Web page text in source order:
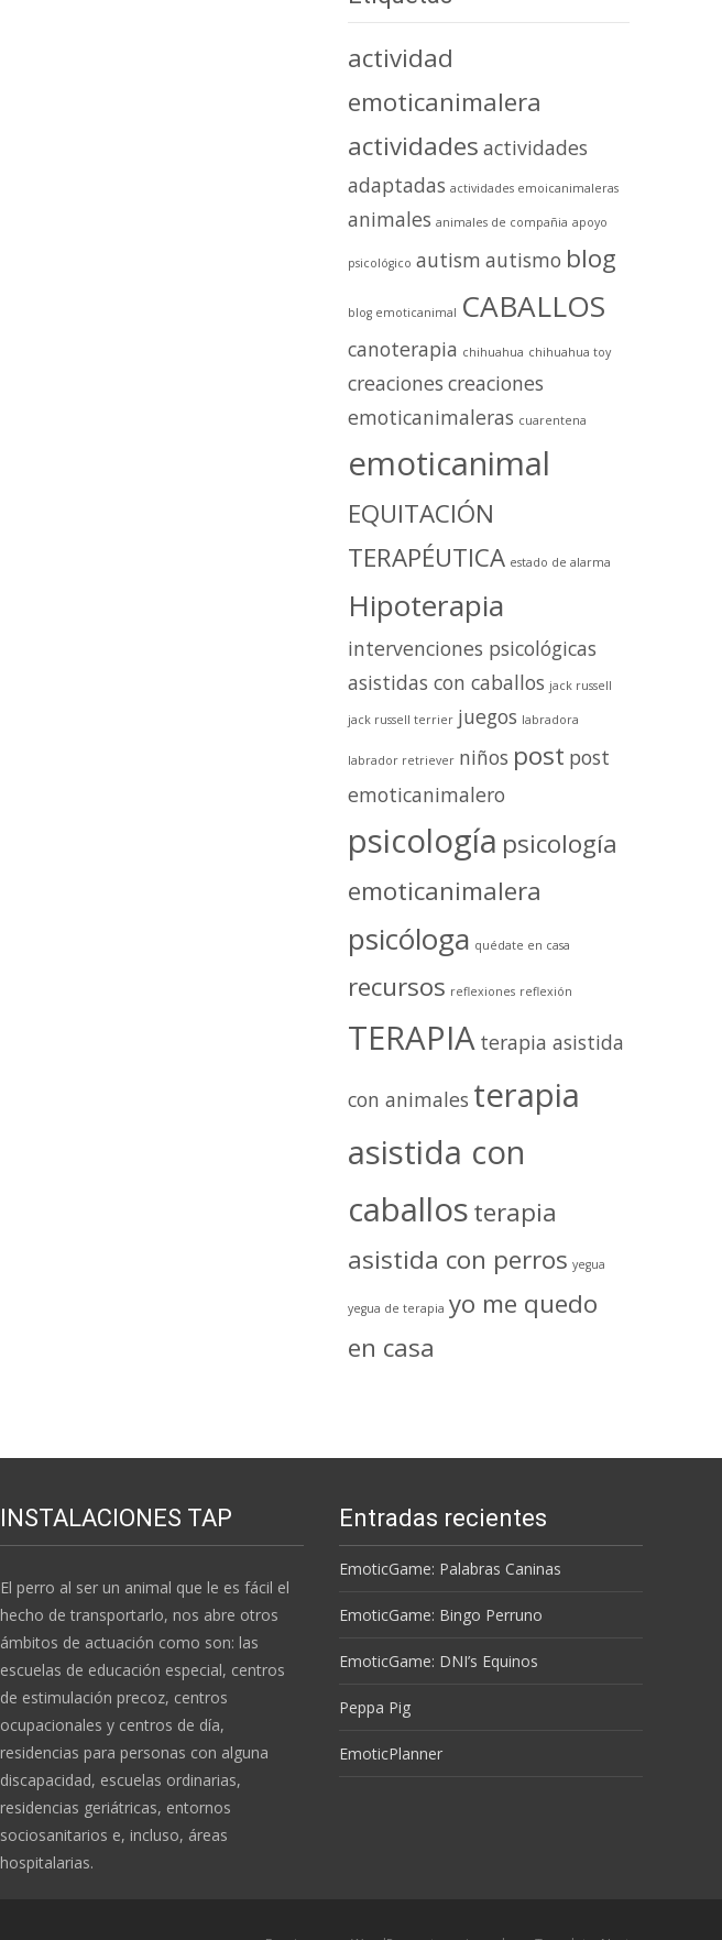
actividad
emoticanimalera
actividades actividades
adaptadas actividades emoicanimaleras
animales animales de compañia apoyo
psicológico autism autismo blog
blog emoticanimal CABALLOS
canoterapia chihuahua chihuahua toy
creaciones creaciones
emoticanimaleras cuarentena
emoticanimal
EQUITACIÓN
TERAPÉUTICA estado de alarma
Hipoterapia
intervenciones psicológicas
asistidas con caballos jack russell
jack russell terrier juegos labradora
labrador retriever niños post post
emoticanimalero
psicología psicología
emoticanimalera
psicóloga quédate en casa
recursos reflexiones reflexión
TERAPIA terapia asistida
con animales terapia
asistida con
caballosterapia
asistida con perros yegua
yegua de terapia yo me quedo
en casa
INSTALACIONES TAP
El perro al ser un animal que le es fácil el
hecho de transportarlo, nos abre otros
ámbitos de actuación como son: las
escuelas de educación especial, centros
de estimulación precoz, centros
ocupacionales y centros de día,
residencias para personas con alguna
discapacidad, escuelas ordinarias,
residencias geriátricas, entornos
sociosanitarios e, incluso, áreas
hospitalarias.
Entradas recientes
EmoticGame: Palabras Caninas
EmoticGame: Bingo Perruno
EmoticGame: DNI’s Equinos
Peppa Pig
EmoticPlanner